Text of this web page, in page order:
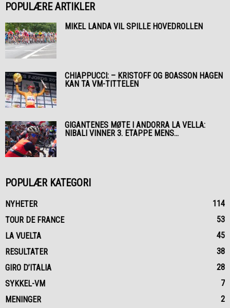
POPULÆRE ARTIKLER
MIKEL LANDA VIL SPILLE HOVEDROLLEN
CHIAPPUCCI: – KRISTOFF OG BOASSON HAGEN
KAN TA VM-TITTELEN
GIGANTENES MØTE I ANDORRA LA VELLA:
NIBALI VINNER 3. ETAPPE MENS...
POPULÆR KATEGORI
NYHETER
114
TOUR DE FRANCE
53
LA VUELTA
45
RESULTATER
38
GIRO D’ITALIA
28
SYKKEL-VM
7
MENINGER
2